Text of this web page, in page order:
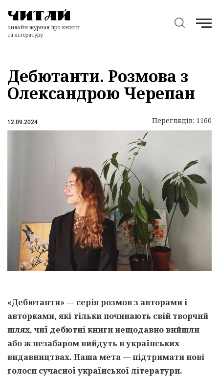
онлайн-журнал про книги
та літературу
Дебютанти. Розмова з
Олександрою Черепан
12.09.2024 Переглядів: 1160
«Дебютанти» — серія розмов з авторами і
авторками, які тільки починають свій творчий
шлях, чиї дебютні книги нещодавно вийшли
або ж незабаром вийдуть в українських
видавництвах. Наша мета — підтримати нові
голоси сучасної української літератури.